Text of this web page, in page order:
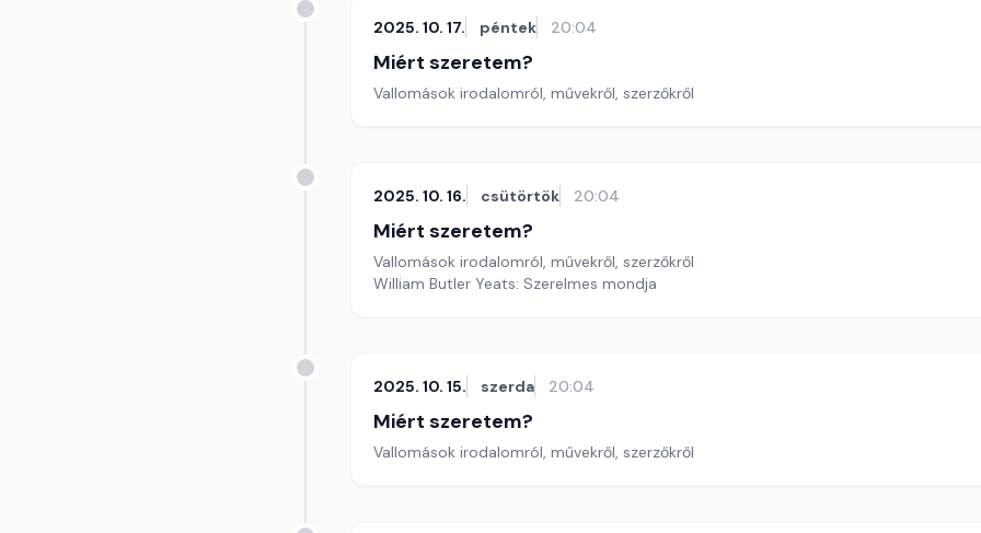
2025. 10. 17. péntek 20:04
Miért szeretem?
Vallomások irodalomról, művekről, szerzőkről
2025. 10. 16. csütörtök 20:04
Miért szeretem?
Vallomások irodalomról, művekről, szerzőkről
William Butler Yeats: Szerelmes mondja
2025. 10. 15. szerda 20:04
Miért szeretem?
Vallomások irodalomról, művekről, szerzőkről